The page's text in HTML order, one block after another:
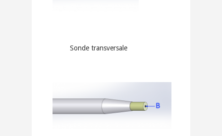
Sonde transversale